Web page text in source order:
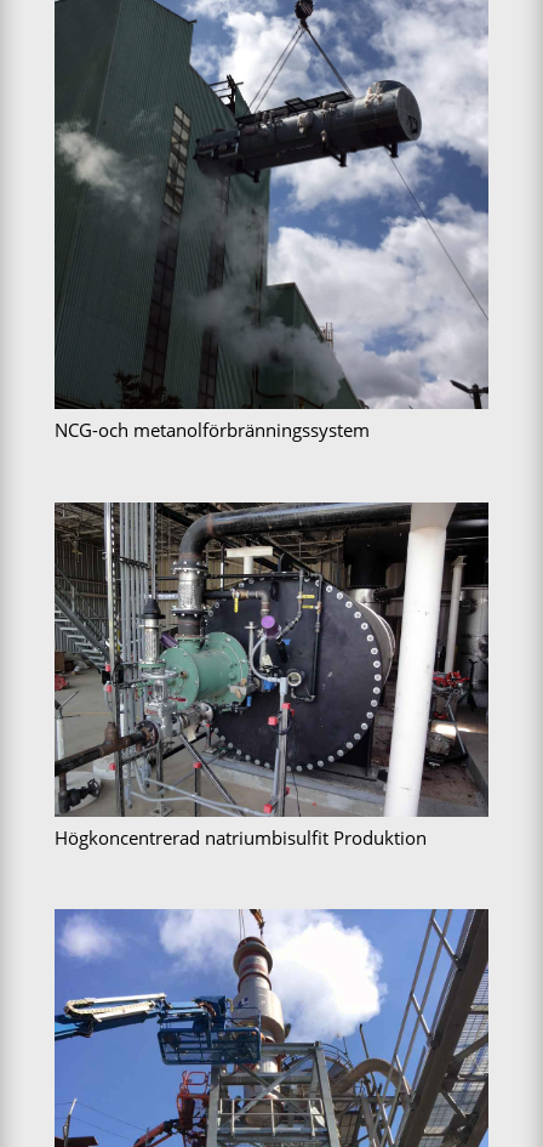
NCG-och metanolförbränningssystem
Högkoncentrerad natriumbisulfit Produktion